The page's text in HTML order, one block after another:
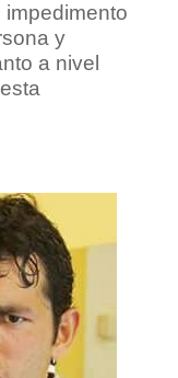
y
a nivel